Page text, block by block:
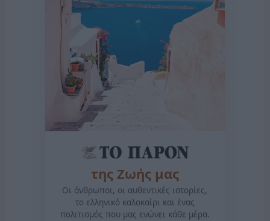
της Ζωής μας
Οι άνθρωποι, οι αυθεντικές ιστορίες,
το ελληνικό καλοκαίρι και ένας
πολιτισμός που μας ενώνει κάθε μέρα.